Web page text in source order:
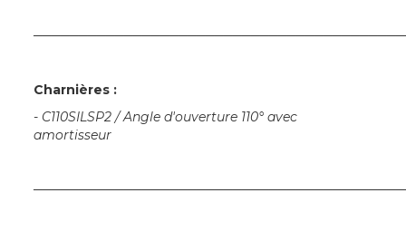
Charnières :
- C110SILSP2 / Angle d'ouverture 110° avec
amortisseur